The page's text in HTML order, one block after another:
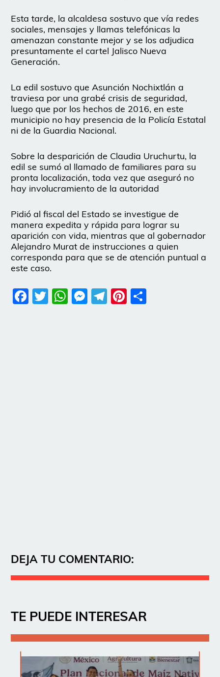
Esta tarde, la alcaldesa sostuvo que vía redes
sociales, mensajes y llamas telefónicas la
amenazan constante mejor y se los adjudica
presuntamente el cartel Jalisco Nueva
Generación.
La edil sostuvo que Asunción Nochixtlán a
traviesa por una grabé crisis de seguridad,
luego que por los hechos de 2016, en este
municipio no hay presencia de la Policía Estatal
ni de la Guardia Nacional.
Sobre la desparición de Claudia Uruchurtu, la
edil se sumó al llamado de familiares para su
pronta localización, toda vez que aseguró no
hay involucramiento de la autoridad
Pidió al fiscal del Estado se investigue de
manera expedita y rápida para lograr su
aparición con vida, mientras que al gobernador
Alejandro Murat de instrucciones a quien
corresponda para que se de atención puntual a
este caso.
Facebook
Twitter
WhatsApp
Messenger
Telegram
Pinterest
DEJA TU COMENTARIO:
TE PUEDE INTERESAR